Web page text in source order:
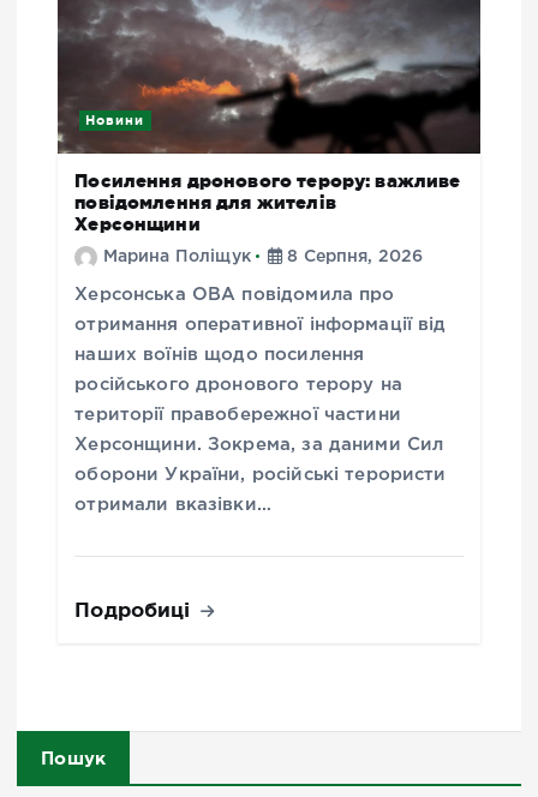
Новини
Посилення дронового терору: важливе
повідомлення для жителів
Херсонщини
Марина Поліщук 8 Серпня, 2026
Херсонська ОВА повідомила про
отримання оперативної інформації від
наших воїнів щодо посилення
російського дронового терору на
території правобережної частини
Херсонщини. Зокрема, за даними Сил
оборони України, російські терористи
отримали вказівки…
Подробиці
Пошук